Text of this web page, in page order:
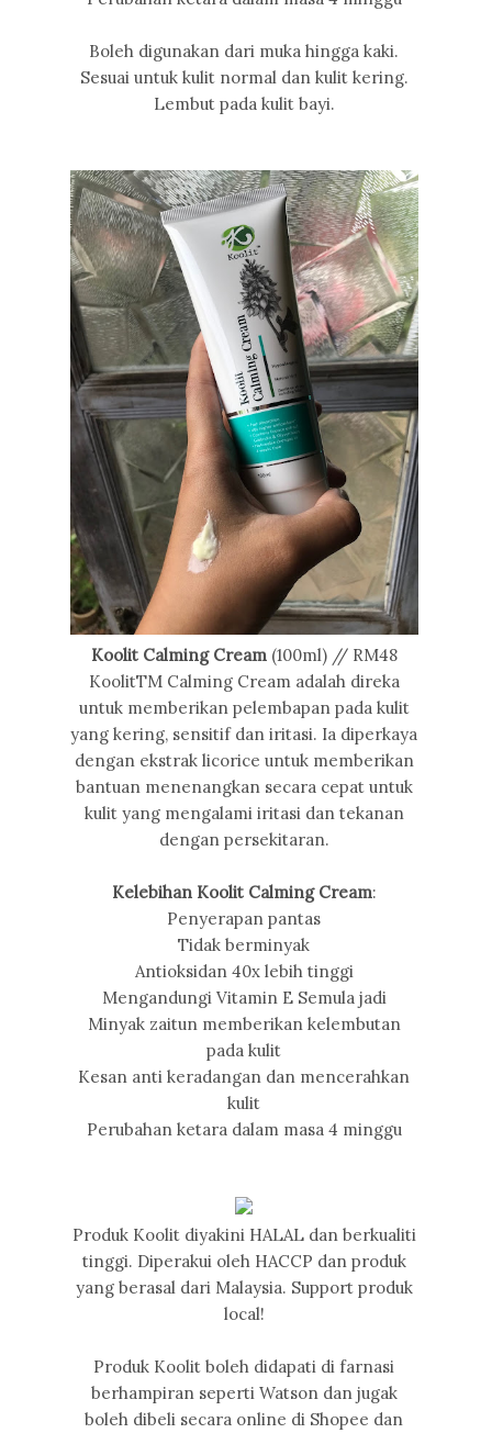
Boleh digunakan dari muka hingga kaki.
Sesuai untuk kulit normal dan kulit kering.
Lembut pada kulit bayi.
Koolit Calming Cream(100ml) // RM48
KoolitTM Calming Cream adalah direka
untuk memberikan pelembapan pada kulit
yang kering, sensitif dan iritasi. Ia diperkaya
dengan ekstrak licorice untuk memberikan
bantuan menenangkan secara cepat untuk
kulit yang mengalami iritasi dan tekanan
dengan persekitaran.
Kelebihan Koolit Calming Cream:
Penyerapan pantas
Tidak berminyak
Antioksidan 40x lebih tinggi
Mengandungi Vitamin E Semula jadi
Minyak zaitun memberikan kelembutan
pada kulit
Kesan anti keradangan dan mencerahkan
kulit
Perubahan ketara dalam masa 4 minggu
Produk Koolit diyakini HALAL dan berkualiti
tinggi. Diperakui oleh HACCP dan produk
yang berasal dari Malaysia. Support produk
local!
Produk Koolit boleh didapati di farnasi
berhampiran seperti Watson dan jugak
boleh dibeli secara online di Shopee dan